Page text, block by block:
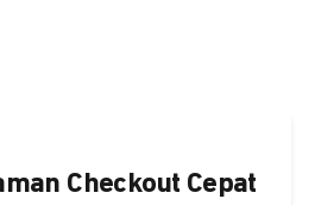
Checkout Cepat